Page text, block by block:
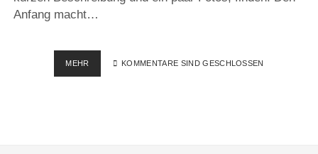
Anfang macht…
MEHR GEISTERSTÄDTE
FOTOGRAFIEREN…
KOMMENTARE SIND GESCHLOSSEN